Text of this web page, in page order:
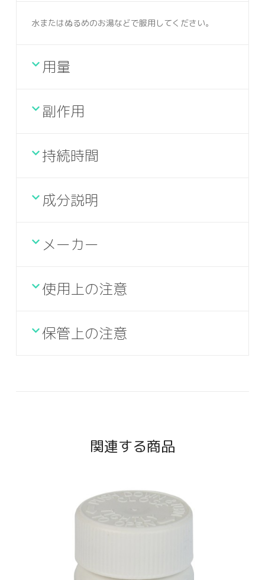
水またはぬるめのお湯などで服用してください。
用量
副作用
持続時間
成分説明
メーカー
使用上の注意
保管上の注意
関連する商品